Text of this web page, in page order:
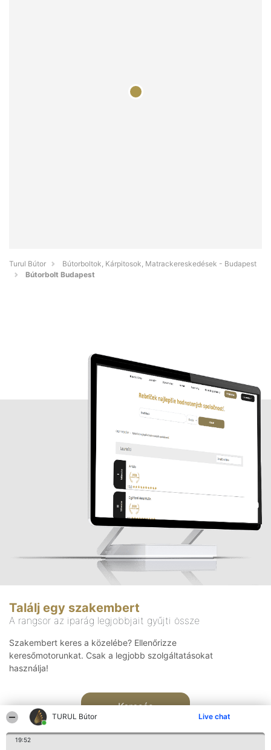
TURUL Bútor Live chat
19:52
Turul Bútor
Bútorboltok, Kárpitosok, Matrackereskedések - Budapest
Bútorbolt Budapest
Találj egy szakembert
A rangsor az iparág legjobbjait gyűjti össze
Szakembert keres a közelébe? Ellenőrizze
keresőmotorunkat. Csak a legjobb szolgáltatásokat
használja!
Keresés